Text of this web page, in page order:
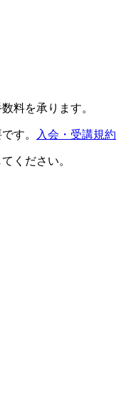
料を承ります。
す。 入会・受講規約
ください。